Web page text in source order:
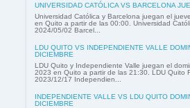
UNIVERSIDAD CATÓLICA VS BARCELONA
Universidad Católica y Barcelona juegan el
en Quito a partir de las 00:00. Universidad
2024/05/02 Barcel...
LDU QUITO VS INDEPENDIENTE VALLE
DICIEMBRE
LDU Quito y Independiente Valle juegan el
2023 en Quito a partir de las 21:30. LDU Quito
2023/12/17 Independien...
INDEPENDIENTE VALLE VS LDU QUITO
DICIEMBRE